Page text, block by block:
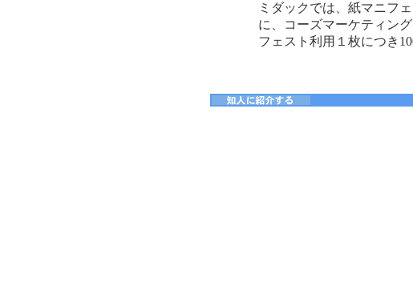
ミダックでは、紙マニフ
に、コーズマーケティン
フェスト利用１枚につき